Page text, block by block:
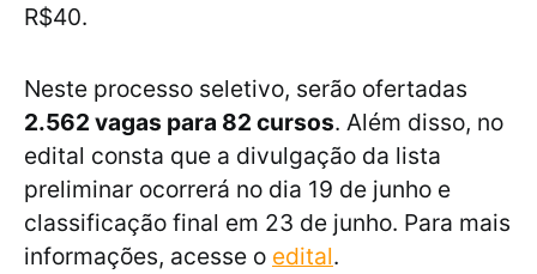
R$40.
Neste processo seletivo, serão ofertadas
2.562 vagas para 82 cursos. Além disso, no
edital consta que a divulgação da lista
preliminar ocorrerá no dia 19 de junho e
classificação final em 23 de junho. Para mais
informações, acesse o edital.